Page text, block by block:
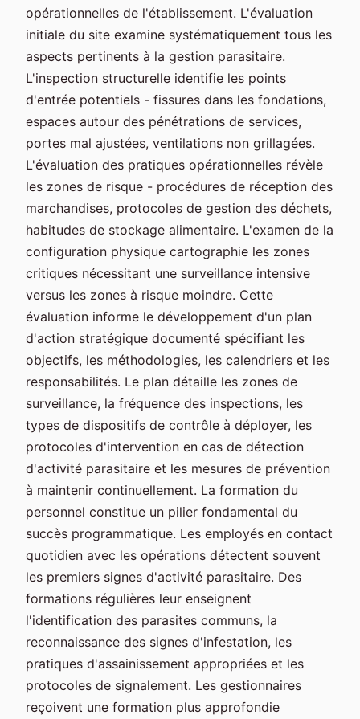
opérationnelles de l'établissement. L'évaluation
initiale du site examine systématiquement tous les
aspects pertinents à la gestion parasitaire.
L'inspection structurelle identifie les points
d'entrée potentiels - fissures dans les fondations,
espaces autour des pénétrations de services,
portes mal ajustées, ventilations non grillagées.
L'évaluation des pratiques opérationnelles révèle
les zones de risque - procédures de réception des
marchandises, protocoles de gestion des déchets,
habitudes de stockage alimentaire. L'examen de la
configuration physique cartographie les zones
critiques nécessitant une surveillance intensive
versus les zones à risque moindre. Cette
évaluation informe le développement d'un plan
d'action stratégique documenté spécifiant les
objectifs, les méthodologies, les calendriers et les
responsabilités. Le plan détaille les zones de
surveillance, la fréquence des inspections, les
types de dispositifs de contrôle à déployer, les
protocoles d'intervention en cas de détection
d'activité parasitaire et les mesures de prévention
à maintenir continuellement. La formation du
personnel constitue un pilier fondamental du
succès programmatique. Les employés en contact
quotidien avec les opérations détectent souvent
les premiers signes d'activité parasitaire. Des
formations régulières leur enseignent
l'identification des parasites communs, la
reconnaissance des signes d'infestation, les
pratiques d'assainissement appropriées et les
protocoles de signalement. Les gestionnaires
reçoivent une formation plus approfondie